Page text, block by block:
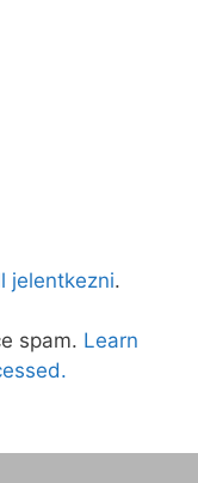
jelentkezni.
spam. Learn